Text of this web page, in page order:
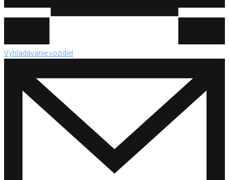
Vyhľadávanie vozidiel